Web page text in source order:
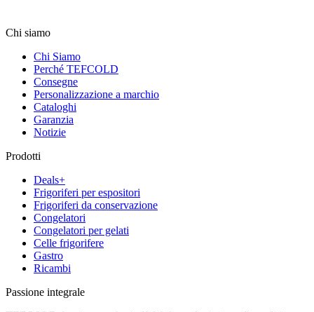
Chi siamo
Chi Siamo
Perché TEFCOLD
Consegne
Personalizzazione a marchio
Cataloghi
Garanzia
Notizie
Prodotti
Deals+
Frigoriferi per espositori
Frigoriferi da conservazione
Congelatori
Congelatori per gelati
Celle frigorifere
Gastro
Ricambi
Passione integrale